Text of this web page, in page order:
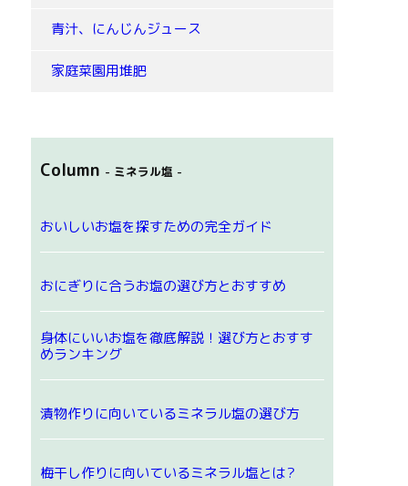
青汁、にんじんジュース
家庭菜園用堆肥
Column - ミネラル塩 -
おいしいお塩を探すための完全ガイド
おにぎりに合うお塩の選び方とおすすめ
身体にいいお塩を徹底解説！選び方とおすす
めランキング
漬物作りに向いているミネラル塩の選び方
梅干し作りに向いているミネラル塩とは?